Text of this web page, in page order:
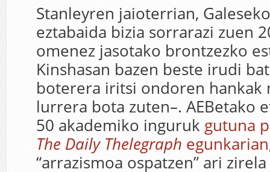
Stanleyren jaioterrian,
eztabaida bizia sorrarazi zuen
omenez jasotako brontzezko
Kinshasan bazen beste irudi
boterera iritsi ondoren hankak
lurrera bota zuten–. AEBetako
50 akademiko inguruk gutuna
The Daily Thelegraph egunkarian
“arrazismoa ospatzen” ari